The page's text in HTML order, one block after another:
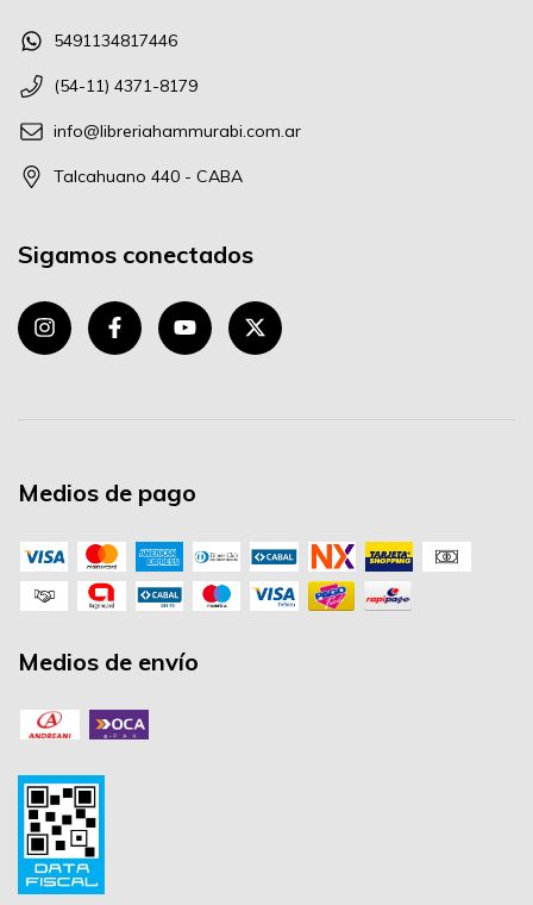
5491134817446
(54-11) 4371-8179
info@libreriahammurabi.com.ar
Talcahuano 440 - CABA
Sigamos conectados
Medios de pago
Medios de envío